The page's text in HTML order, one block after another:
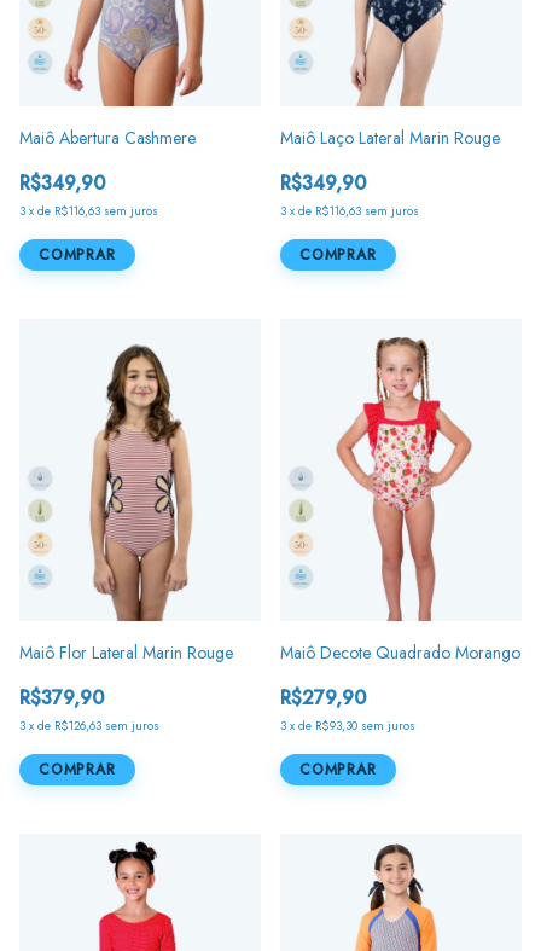
Maiô Abertura Cashmere
R$349,90
3 x de R$116,63 sem juros
COMPRAR
Maiô Laço Lateral Marin Rouge
R$349,90
3 x de R$116,63 sem juros
COMPRAR
Maiô Flor Lateral Marin Rouge
R$379,90
3 x de R$126,63 sem juros
COMPRAR
Maiô Decote Quadrado Morango
R$279,90
3 x de R$93,30 sem juros
COMPRAR